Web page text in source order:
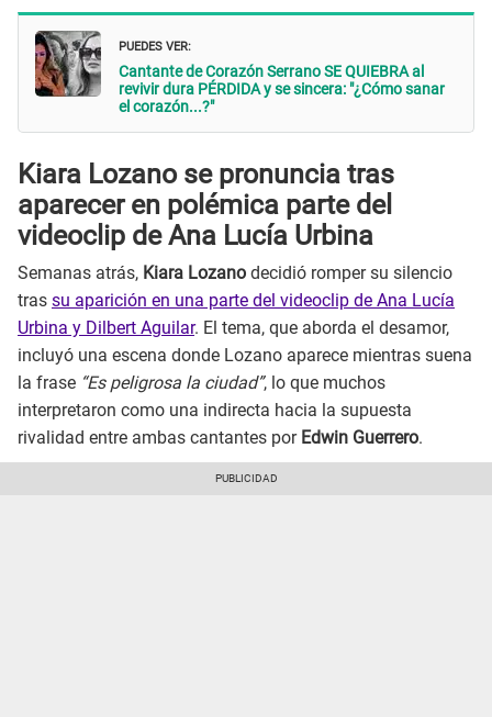
PUEDES VER:
Cantante de Corazón Serrano SE QUIEBRA al
revivir dura PÉRDIDA y se sincera: "¿Cómo sanar
el corazón...?"
Kiara Lozano se pronuncia tras
aparecer en polémica parte del
videoclip de Ana Lucía Urbina
Semanas atrás, Kiara Lozano decidió romper su silencio
tras su aparición en una parte del videoclip de Ana Lucía
Urbina y Dilbert Aguilar. El tema, que aborda el desamor,
incluyó una escena donde Lozano aparece mientras suena
la frase “Es peligrosa la ciudad”, lo que muchos
interpretaron como una indirecta hacia la supuesta
rivalidad entre ambas cantantes por Edwin Guerrero.